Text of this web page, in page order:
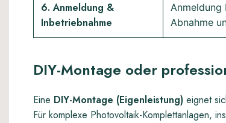
6. Anmeldung &
Inbetriebnahme
Anmeldung
Abnahme
DIY-Montage oder
Eine DIY-Montage (Eigenleistung) eignet
Für komplexe Photovoltaik-Komplettanlagen,